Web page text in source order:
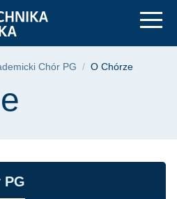
|
Chór PG O Chórze
PG